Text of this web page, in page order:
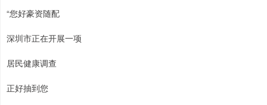
“您好豪资随配
深圳市正在开展一项
居民健康调查
正好抽到您